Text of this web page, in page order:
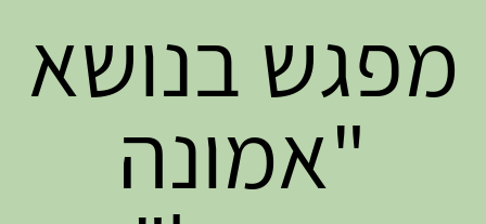
מפגש בנושא
"אמונה